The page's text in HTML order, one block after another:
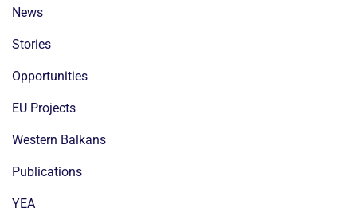
News
Stories
Opportunities
EU Projects
Western Balkans
Publications
YEA